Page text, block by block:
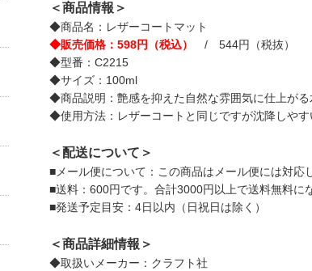
＜商品情報＞
◆商品名：レザーコートマット
◆販売価格：598円（税込）
/ 544円（税抜）
◆型番：C2215
◆サイズ：100ml
◆商品説明：艶感を抑えた自然な雰囲気に仕上がる
◆使用方法：レザーコートと同じですが沈降しやす
＜配送について＞
■メール便について：この商品はメール便には対応
■送料：600円です。合計3000円以上で送料無料に
■発送予定目安：4日以内（日祝日は除く）
＜商品詳細情報＞
◆取扱いメーカー：クラフト社